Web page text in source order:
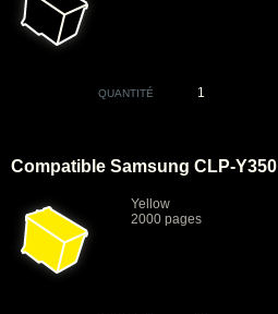
QUANTITÉ
Compatible Samsung CLP-Y350
Yellow
2000 pages